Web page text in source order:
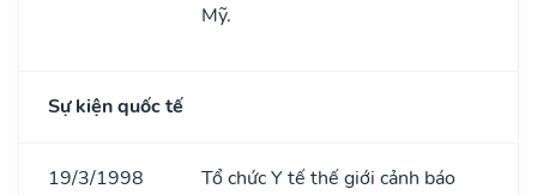
Mỹ.
Sự kiện quốc tế
19/3/1998
Tổ chức Y tế thế giới cảnh báo